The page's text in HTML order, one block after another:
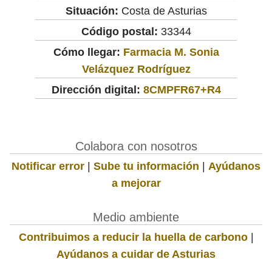
Situación: Costa de Asturias
Código postal: 33344
Cómo llegar: Farmacia M. Sonia
Velázquez Rodríguez
Dirección digital: 8CMPFR67+R4
Colabora con nosotros
Notificar error | Sube tu información | Ayúdanos
a mejorar
Medio ambiente
Contribuimos a reducir la huella de carbono|
Ayúdanos a cuidar de Asturias